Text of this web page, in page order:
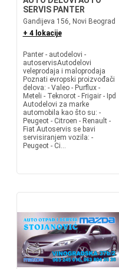
SERVIS PANTER
Gandijeva 156, Novi Beograd
+ 4 lokacije
Panter - autodelovi -
autoservisAutodelovi
veleprodaja i maloprodaja
Poznati evropski proizvođači
delova: - Valeo - Purflux -
Meteli - Teknorot - Frigair - Ipd
Autodelovi za marke
automobila kao što su: -
Peugeot - Citroen - Renault -
Fiat Autoservis se bavi
servisiranjem vozila: -
Peugeot - Ci...